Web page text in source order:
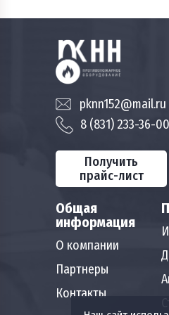
Общая
информация
О компании
Партнеры
Контакты
pknn152@mail.ru
8 (831) 233-36-
Получить
прайс-лист